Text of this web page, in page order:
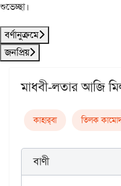
শুভেচ্ছা।
বর্ণানুক্রমে
জনপ্রিয়
মাধবী-লতার আজি
কাহার্‌বা তিলক কামোদ
বাণী